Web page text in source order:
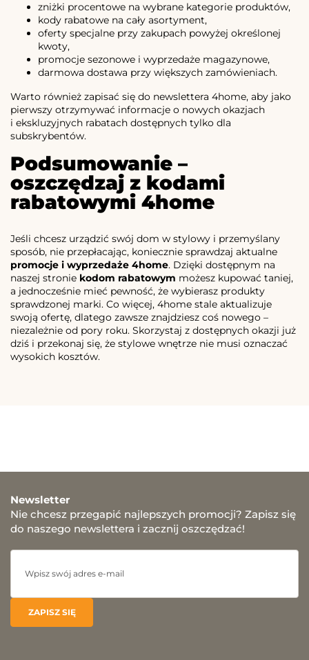
zniżki procentowe na wybrane kategorie produktów,
kody rabatowe na cały asortyment,
oferty specjalne przy zakupach powyżej określonej
kwoty,
promocje sezonowe i wyprzedaże magazynowe,
darmowa dostawa przy większych zamówieniach.
Warto również zapisać się do newslettera 4home, aby jako
pierwszy otrzymywać informacje o nowych okazjach
i ekskluzyjnych rabatach dostępnych tylko dla
subskrybentów.
Podsumowanie –
oszczędzaj z kodami
rabatowymi 4home
Jeśli chcesz urządzić swój dom w stylowy i przemyślany
sposób, nie przepłacając, koniecznie sprawdzaj aktualne
promocje i wyprzedaże 4home. Dzięki dostępnym na
naszej stronie kodom rabatowym możesz kupować taniej,
a jednocześnie mieć pewność, że wybierasz produkty
sprawdzonej marki. Co więcej, 4home stale aktualizuje
swoją ofertę, dlatego zawsze znajdziesz coś nowego –
niezależnie od pory roku. Skorzystaj z dostępnych okazji już
dziś i przekonaj się, że stylowe wnętrze nie musi oznaczać
wysokich kosztów.
Newsletter
Nie chcesz przegapić najlepszych promocji? Zapisz się
do naszego newslettera i zacznij oszczędzać!